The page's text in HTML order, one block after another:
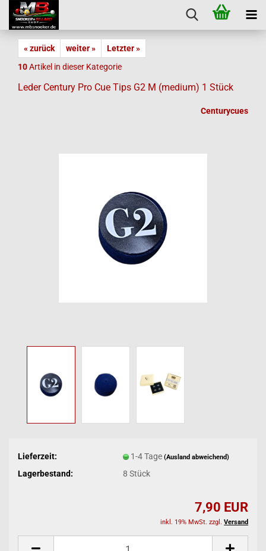
« zurück weiter »
Letzter »
10Artikel in dieser Kategorie
Leder Century Pro Cue Tips G2 M (medium) 1 Stück
Centurycues
Lieferzeit: 1-4 Tage (Ausland abweichend)
Lagerbestand: 8 Stück
7,90 EUR
inkl. 19% MwSt. zzgl. Versand